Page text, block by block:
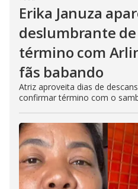
Erika Januza
deslumbrante
término com
fãs babando
Atriz aproveita dias de
confirmar término com o